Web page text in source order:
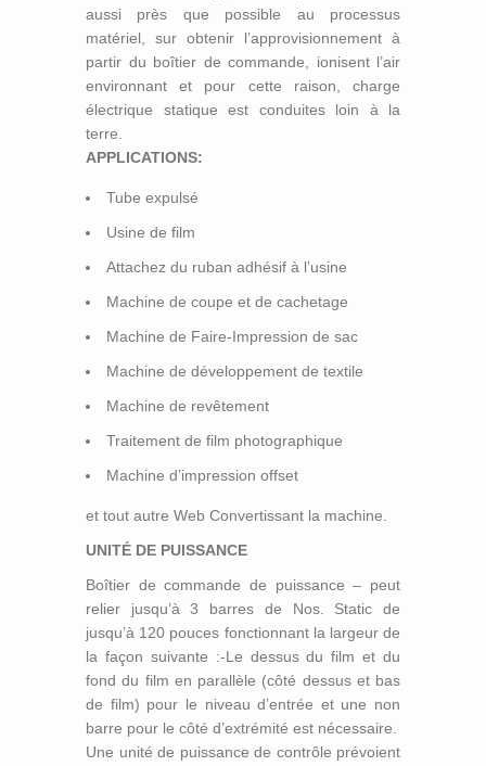
aussi près que possible au processus
matériel, sur obtenir l’approvisionnement à
partir du boîtier de commande, ionisent l’air
environnant et pour cette raison, charge
électrique statique est conduites loin à la
terre.
APPLICATIONS:
Tube expulsé
Usine de film
Attachez du ruban adhésif à l’usine
Machine de coupe et de cachetage
Machine de Faire-Impression de sac
Machine de développement de textile
Machine de revêtement
Traitement de film photographique
Machine d’impression offset
et tout autre Web Convertissant la machine.
UNITÉ DE PUISSANCE
Boîtier de commande de puissance – peut
relier jusqu’à 3 barres de Nos. Static de
jusqu’à 120 pouces fonctionnant la largeur de
la façon suivante :-Le dessus du film et du
fond du film en parallèle (côté dessus et bas
de film) pour le niveau d’entrée et une non
barre pour le côté d’extrémité est nécessaire.
Une unité de puissance de contrôle prévoient